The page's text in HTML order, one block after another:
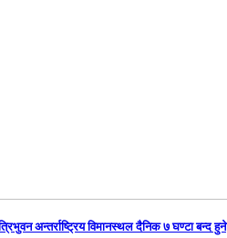
अन्तर्राष्ट्रिय विमानस्थल दैनिक ७ घण्टा बन्द हुने